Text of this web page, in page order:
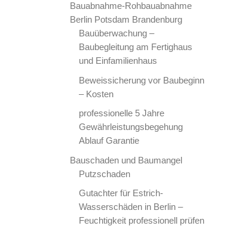
Bauabnahme-Rohbauabnahme
Berlin Potsdam Brandenburg
Bauüberwachung –
Baubegleitung am Fertighaus
und Einfamilienhaus
Beweissicherung vor Baubeginn
– Kosten
professionelle 5 Jahre
Gewährleistungsbegehung
Ablauf Garantie
Bauschaden und Baumangel
Putzschaden
Gutachter für Estrich-
Wasserschäden in Berlin –
Feuchtigkeit professionell prüfen